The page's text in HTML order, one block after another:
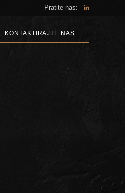
Pratite nas:
KONTAKTIRAJTE NAS